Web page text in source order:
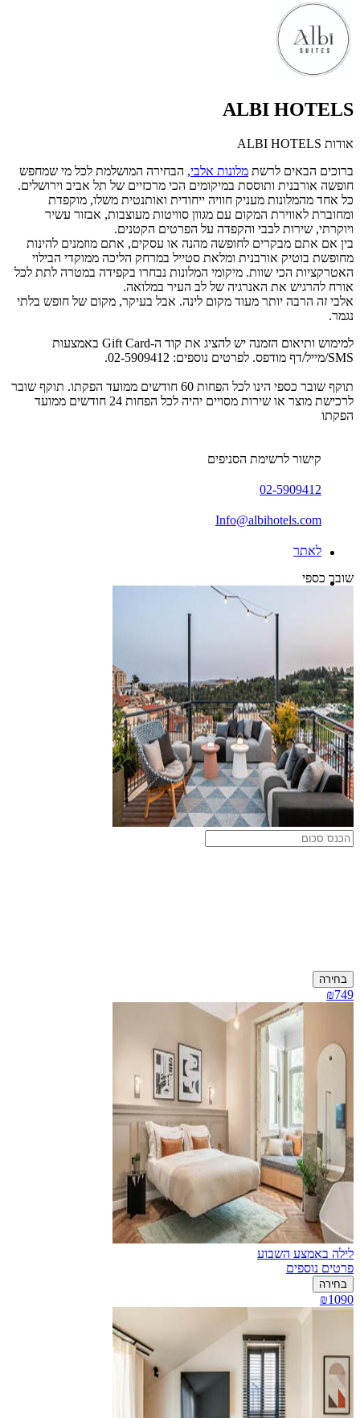
ALBI HOTELS
אודות ALBI HOTELS
ברוכים הבאים לרשת מלונות אלבי, הבחירה המושלמת לכל מי שמחפש
חופשה אורבנית ותוססת במיקומים הכי מרכזיים של תל אביב וירושלים.
כל אחד מהמלונות מעניק חוויה ייחודית ואותנטית משלו, מוקפדת
ומחוברת לאווירת המקום עם מגוון סוויטות מעוצבות, אבזור עשיר
ויוקרתי, שירות לבבי והקפדה על הפרטים הקטנים.
בין אם אתם מבקרים לחופשה מהנה או עסקים, אתם מוזמנים להינות
מחופשת בוטיק אורבנית ומלאת סטייל במרחק הליכה ממוקדי הבילוי
האטרקציות הכי שוות. מיקומי המלונות נבחרו בקפידה במטרה לתת לכל
אורח להרגיש את האנרגיה של לב העיר במלואה.
אלבי זה הרבה יותר מעוד מקום לינה. אבל בעיקר, מקום של חופש בלתי
נגמר.
למימוש ותיאום הזמנה יש להציג את קוד ה-Gift Card באמצעות
SMS/מייל/דף מודפס. לפרטים נוספים: 02-5909412.
תוקף שובר כספי הינו לכל הפחות 60 חודשים ממועד הפקתו. תוקף שובר
לרכישת מוצר או שירות מסויים יהיה לכל הפחות 24 חודשים ממועד
הפקתו
קישור לרשימת הסניפים
02-5909412
Info@albihotels.com
לאתר
שובר כספי
בחירה
₪749
לילה באמצע השבוע
פרטים נוספים
בחירה
₪1090